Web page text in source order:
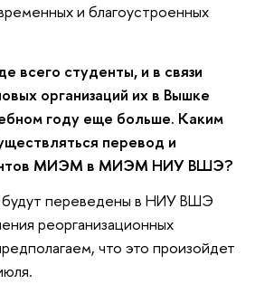
и благоустроенных
всего студенты, и в связи
организаций их в Вышке
году еще больше. Каким
перевод и
МИЭМ в МИЭМ НИУ ВШЭ?
переведены в НИУ ВШЭ
реорганизационных
что это произойдет